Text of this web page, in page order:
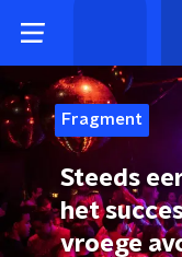
Fragment
Steeds
het
vroege